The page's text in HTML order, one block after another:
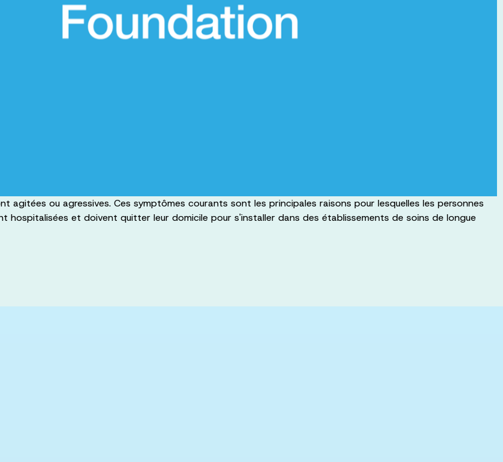
agitées ou agressives. Ces symptômes courants sont les principales raisons pour lesquelles les personnes
hospitalisées et doivent quitter leur domicile pour s'installer dans des établissements de soins de longue